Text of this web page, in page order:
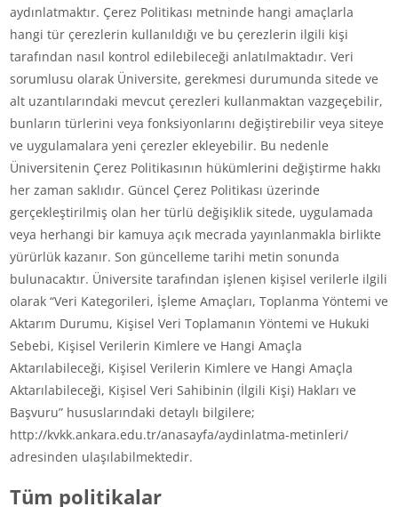
aydınlatmaktır. Çerez Politikası metninde hangi amaçlarla
hangi tür çerezlerin kullanıldığı ve bu çerezlerin ilgili kişi
tarafından nasıl kontrol edilebileceği anlatılmaktadır. Veri
sorumlusu olarak Üniversite, gerekmesi durumunda sitede ve
alt uzantılarındaki mevcut çerezleri kullanmaktan vazgeçebilir,
bunların türlerini veya fonksiyonlarını değiştirebilir veya siteye
ve uygulamalara yeni çerezler ekleyebilir. Bu nedenle
Üniversitenin Çerez Politikasının hükümlerini değiştirme hakkı
her zaman saklıdır. Güncel Çerez Politikası üzerinde
gerçekleştirilmiş olan her türlü değişiklik sitede, uygulamada
veya herhangi bir kamuya açık mecrada yayınlanmakla birlikte
yürürlük kazanır. Son güncelleme tarihi metin sonunda
bulunacaktır. Üniversite tarafından işlenen kişisel verilerle ilgili
olarak “Veri Kategorileri, İşleme Amaçları, Toplanma Yöntemi ve
Aktarım Durumu, Kişisel Veri Toplamanın Yöntemi ve Hukuki
Sebebi, Kişisel Verilerin Kimlere ve Hangi Amaçla
Aktarılabileceği, Kişisel Verilerin Kimlere ve Hangi Amaçla
Aktarılabileceği, Kişisel Veri Sahibinin (İlgili Kişi) Hakları ve
Başvuru” hususlarındaki detaylı bilgilere;
http://kvkk.ankara.edu.tr/anasayfa/aydinlatma-metinleri/
adresinden ulaşılabilmektedir.
Tüm politikalar